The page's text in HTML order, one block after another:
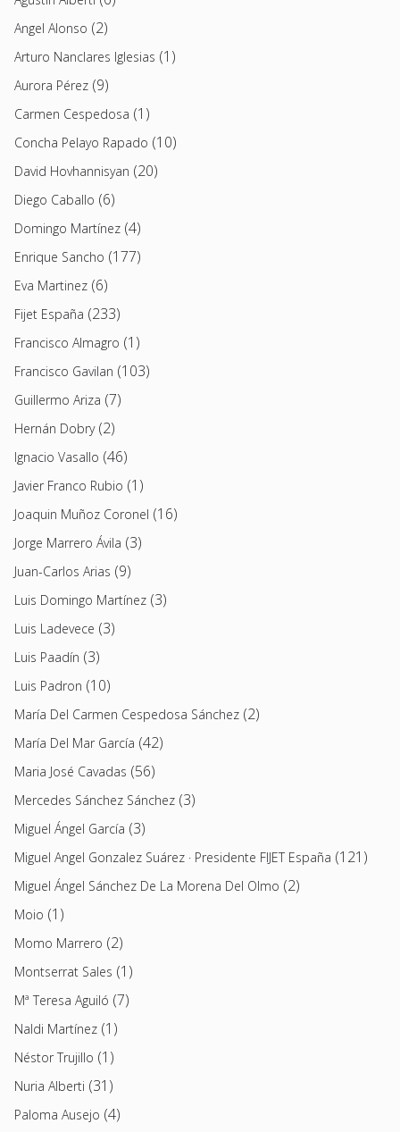
Angel Alonso (2)
Arturo Nanclares Iglesias (1)
Aurora Pérez (9)
Carmen Cespedosa (1)
Concha Pelayo Rapado (10)
David Hovhannisyan (20)
Diego Caballo (6)
Domingo Martínez (4)
Enrique Sancho (177)
Eva Martinez (6)
Fijet España (233)
Francisco Almagro (1)
Francisco Gavilan (103)
Guillermo Ariza (7)
Hernán Dobry(2)
Ignacio Vasallo (46)
Javier Franco Rubio (1)
Joaquin Muñoz Coronel (16)
Jorge Marrero Ávila (3)
Juan-Carlos Arias (9)
Luis Domingo Martínez (3)
Luis Ladevece (3)
Luis Paadín (3)
Luis Padron (10)
María Del Carmen Cespedosa Sánchez (2)
María Del Mar García (42)
Maria José Cavadas (56)
Mercedes Sánchez Sánchez (3)
Miguel Ángel García (3)
Miguel Angel Gonzalez Suárez · Presidente FIJET España (121)
Miguel Ángel Sánchez De La Morena Del Olmo (2)
Moio (1)
Momo Marrero (2)
Montserrat Sales (1)
Mª Teresa Aguiló (7)
Naldi Martínez (1)
Néstor Trujillo (1)
Nuria Alberti (31)
Paloma Ausejo (4)